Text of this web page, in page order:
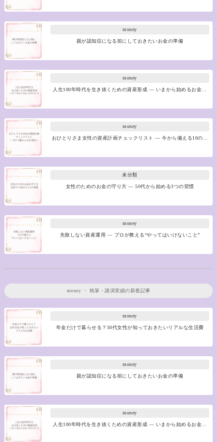
money
親が認知症になる前にしておきたいお金の準備
money
人生100年時代を生き抜くための資産形成 ― いまから始めるお金…
money
おひとりさま女性の資産計画チェックリスト ― 今から備える10の…
未分類
女性のためのお金の守り方 ― 50代から始める3つの習慣
money
失敗しない資産運用 ― プロが教える“やってはいけないこと”
money ・ 執筆・講演実績の新着記事
money
年金だけで暮らせる？50代女性が知っておきたいリアルな生活費
money
親が認知症になる前にしておきたいお金の準備
money
人生100年時代を生き抜くための資産形成 ― いまから始めるお金…